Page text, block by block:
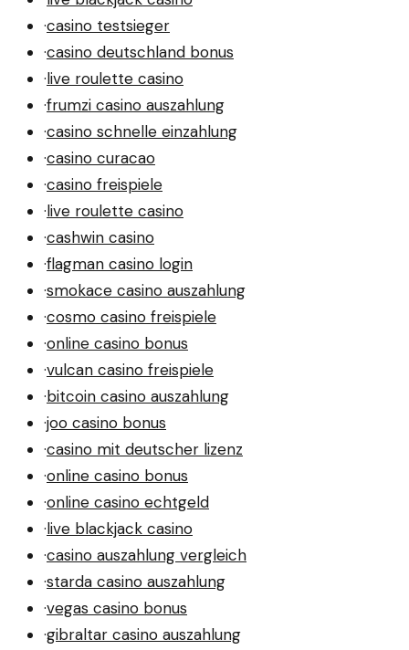
·casino testsieger
·casino deutschland bonus
·live roulette casino
·frumzi casino auszahlung
·casino schnelle einzahlung
·casino curacao
·casino freispiele
·live roulette casino
·cashwin casino
·flagman casino login
·smokace casino auszahlung
·cosmo casino freispiele
·online casino bonus
·vulcan casino freispiele
·bitcoin casino auszahlung
·joo casino bonus
·casino mit deutscher lizenz
·online casino bonus
·online casino echtgeld
·live blackjack casino
·casino auszahlung vergleich
·starda casino auszahlung
·vegas casino bonus
·gibraltar casino auszahlung